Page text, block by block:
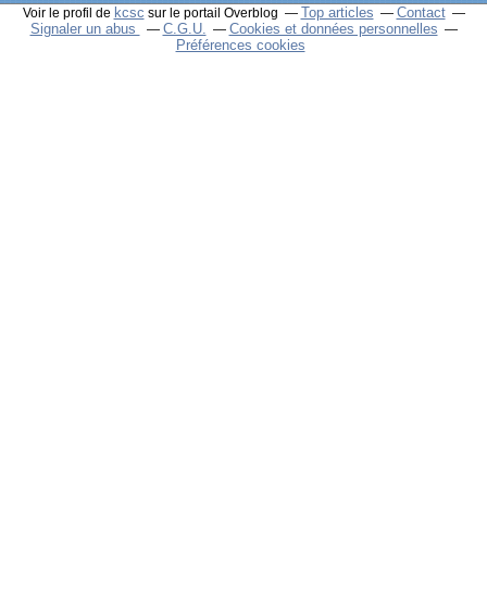
Voir le profil de kcsc sur le portail Overblog Top articles
Contact
Signaler un abus
C.G.U.
Cookies et données personnelles
Préférences cookies